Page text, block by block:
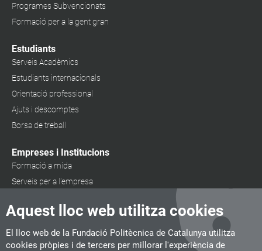
Aquest lloc web utilitza cookies
El lloc web de la Fundació Politècnica de Catalunya utilitza
cookies pròpies i de tercers per millorar l'experiència de
Programes Subvencionats
Formació per a la gent gran
Estudiants
Serveis Acadèmics
Estudiants internacionals
Orientació professional
Ajuts i descomptes
Borsa de treball
Empreses i Institucions
Formació a mida
Serveis per a l'empresa
Segueix-nos